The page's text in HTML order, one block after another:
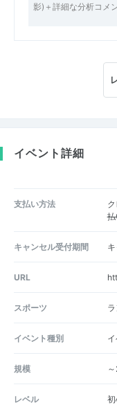
影)＋詳細な分析コメ
イベント詳細
支払い方法
払
キャンセル受付期間
URL
スポーツ
イベント種別
規模
レベル